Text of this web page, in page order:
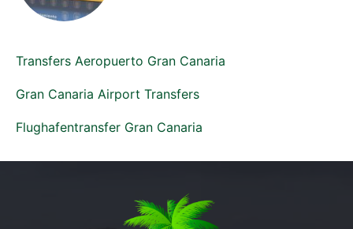
Transfers Aeropuerto Gran Canaria
Gran Canaria Airport Transfers
Flughafentransfer Gran Canaria